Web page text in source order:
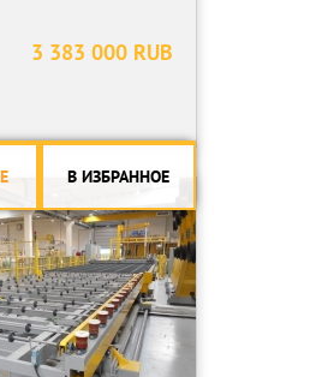
на предмет ошибок.
3 383 000 RUB
В ИЗБРАННОЕ